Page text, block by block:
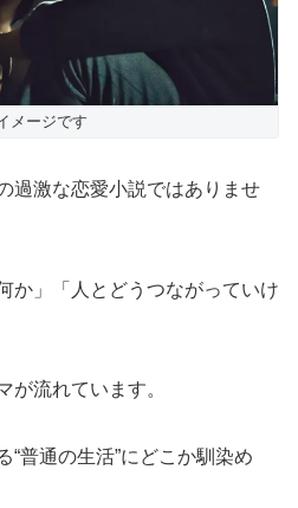
メージです
過激な恋愛小説ではありませ
か」「人とどうつながっていけ
が流れています。
“普通の生活”にどこか馴染め